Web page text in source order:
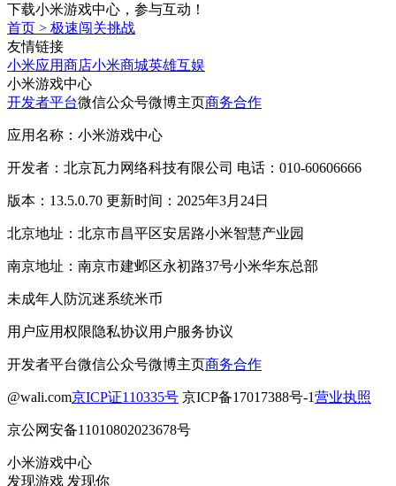
下载小米游戏中心，参与互动！
首页 > 极速闯关挑战
友情链接
小米应用商店小米商城英雄互娱
小米游戏中心
开发者平台微信公众号微博主页商务合作
应用名称：小米游戏中心
开发者：北京瓦力网络科技有限公司 电话：010-60606666
版本：13.5.0.70 更新时间：2025年3月24日
北京地址：北京市昌平区安居路小米智慧产业园
南京地址：南京市建邺区永初路37号小米华东总部
未成年人防沉迷系统米币
用户应用权限隐私协议用户服务协议
开发者平台微信公众号微博主页商务合作
@wali.com京ICP证110335号 京ICP备17017388号-1营业执照
京公网安备11010802023678号
小米游戏中心
发现游戏 发现你